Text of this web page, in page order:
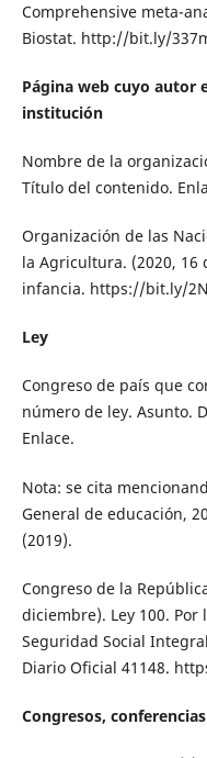
Comprehensive meta-
Biostat. http://bit.ly/
Página web cuyo autor
institución
Nombre de la
Título del contenido.
Organización de las
la Agricultura. (2020, 16
infancia. https://bit.ly/
Ley
Congreso de país que
número de ley. Asunto.
Enlace.
Nota: se cita
General de educación,
(2019).
Congreso de la
diciembre). Ley 100. Por
Seguridad Social
Diario Oficial 41148.
Congresos,